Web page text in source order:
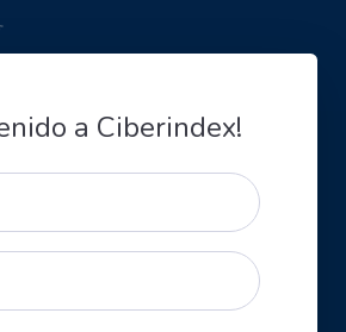
a Ciberindex!